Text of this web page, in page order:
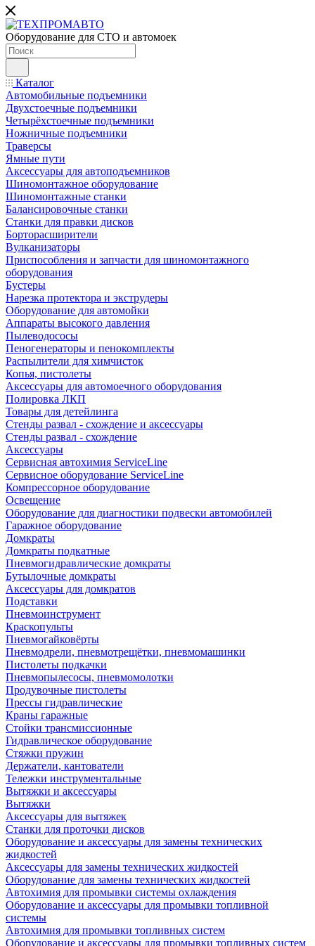
Оборудование для СТО и автомоек
Каталог
Автомобильные подъемники
Двухстоечные подъемники
Четырёхстоечные подъемники
Ножничные подъемники
Траверсы
Ямные пути
Аксессуары для автоподъемников
Шиномонтажное оборудование
Шиномонтажные станки
Балансировочные станки
Станки для правки дисков
Борторасширители
Вулканизаторы
Приспособления и запчасти для шиномонтажного
оборудования
Бустеры
Нарезка протектора и экструдеры
Оборудование для автомойки
Аппараты высокого давления
Пылеводососы
Пеногенераторы и пенокомплекты
Распылители для химчисток
Копья, пистолеты
Аксессуары для автомоечного оборудования
Полировка ЛКП
Товары для детейлинга
Стенды развал - схождение и аксессуары
Стенды развал - схождение
Аксессуары
Сервисная автохимия ServiceLine
Сервисное оборудование ServiceLine
Компрессорное оборудование
Освещение
Оборудование для диагностики подвески автомобилей
Гаражное оборудование
Домкраты
Домкраты подкатные
Пневмогидравлические домкраты
Бутылочные домкраты
Аксессуары для домкратов
Подставки
Пневмоинструмент
Краскопульты
Пневмогайковёрты
Пневмодрели, пневмотрещётки, пневмомашинки
Пистолеты подкачки
Пневмопылесосы, пневмомолотки
Продувочные пистолеты
Прессы гидравлические
Краны гаражные
Стойки трансмиссионные
Гидравлическое оборудование
Стяжки пружин
Держатели, кантователи
Тележки инструментальные
Вытяжки и аксессуары
Вытяжки
Аксессуары для вытяжек
Станки для проточки дисков
Оборудование и аксессуары для замены технических
жидкостей
Аксессуары для замены технических жидкостей
Оборудование для замены технических жидкостей
Автохимия для промывки системы охлаждения
Оборудование и аксессуары для промывки топливной
системы
Автохимия для промывки топливных систем
Оборудование и аксессуары для промывки топливных систем